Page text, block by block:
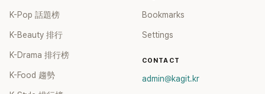
K-Pop 話題榜
K-Beauty 排行
K-Drama 排行榜
K-Food 趨勢
Bookmarks
Settings
CONTACT
admin@kagit.kr